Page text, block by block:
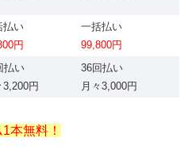
払い
円
一括払い
99,800円
払い
3,200円
36回払い
月々 3,000円
本無料！